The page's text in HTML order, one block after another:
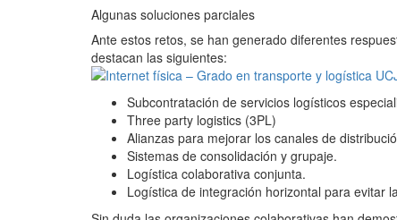
Algunas soluciones parciales
Ante estos retos, se han generado diferentes
destacan las siguientes:
Subcontratación de servicios logísticos
Three party logistics (3PL)
Alianzas para mejorar los canales de
Sistemas de consolidación y grupaje.
Logística colaborativa conjunta.
Logística de integración horizontal para evitar